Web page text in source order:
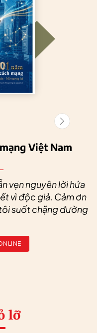
Việt Nam
vẹn nguyên lời hứa
vì độc giả. Cảm ơn
suốt chặng đường
lỡ